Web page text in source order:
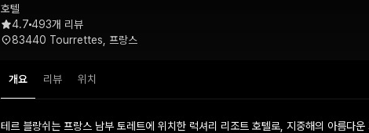
호텔
4.7 493개 리뷰
83440 Tourrettes, 프랑스
개요 리뷰 위치
테르 블랑쉬는 프랑스 남부 토레트에 위치한 럭셔리 리조트 호텔로, 지중해의 아름다